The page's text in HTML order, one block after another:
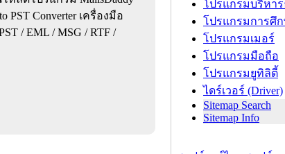
PST Converter เครื่องมือ
/ EML / MSG / RTF /
โปรแกรมบริหา
โปรแกรมการศึ
โปรแกรมเมอร์
โปรแกรมมือถือ
โปรแกรมยูทิลิตี้
ไดร์เวอร์ (Driver)
Sitemap Search
Sitemap Info